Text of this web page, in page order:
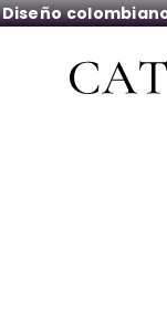
Diseño